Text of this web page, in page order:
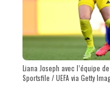
Liana Joseph avec l’équipe de
Sportsfile / UEFA via Getty